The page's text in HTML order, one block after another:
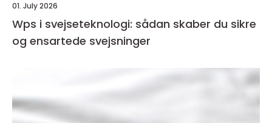
01. July 2026
Wps i svejseteknologi: sådan skaber du sikre
og ensartede svejsninger